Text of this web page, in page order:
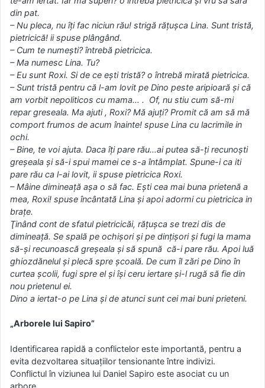
din pat.
– Nu pleca, nu îţi fac niciun rău! strigă răţuşca Lina. Sunt tristă,
pietricică! ii spuse plângând.
– Cum te numeşti? întrebă pietricica.
– Ma numesc Lina. Tu?
– Eu sunt Roxi. Si de ce eşti tristă? o întrebă mirată pietricica.
– Sunt tristă pentru că l-am lovit pe Dino peste aripioară şi că
am vorbit nepoliticos cu mama… . Of, nu stiu cum să-mi
repar greseala. Ma ajuti , Roxi? Mă ajuţi? Promit că am să mă
comport frumos de acum înainte! spuse Lina cu lacrimile in
ochi.
– Bine, te voi ajuta. Daca îţi pare rău…ai putea să-ţi recunoști
greşeala şi să-i spui mamei ce s-a întâmplat. Spune-i ca iti
pare rău ca l-ai lovit, ii spuse pietricica Roxi.
– Mâine dimineaţă aşa o să fac. Eşti cea mai buna prietenă a
mea, Roxi! spuse încântată Lina şi apoi adormi cu pietricica in
braţe.
Ţinând cont de sfatul pietricicăi, răţuşca se trezi dis de
dimineaţă. Se spală pe ochişori şi pe dinţişori şi fugi la mama
să-şi recunoască greşeala şi să spună că-i pare rău. Apoi luă
ghiozdănelul şi plecă spre şcoală. De cum îl zări pe Dino în
curtea şcolii, fugi spre el şi îşi ceru iertare şi-l rugă să fie din
nou prietenul ei.
Dino a iertat-o pe Lina şi de atunci sunt cei mai buni prieteni.
„Arborele lui Sapiro”
Identificarea rapidă a conflictelor este importantă, pentru a
evita dezvoltarea situaţiilor tensionante între indivizi.
Conflictul în viziunea lui Daniel Sapiro este asociat cu un
arbore.